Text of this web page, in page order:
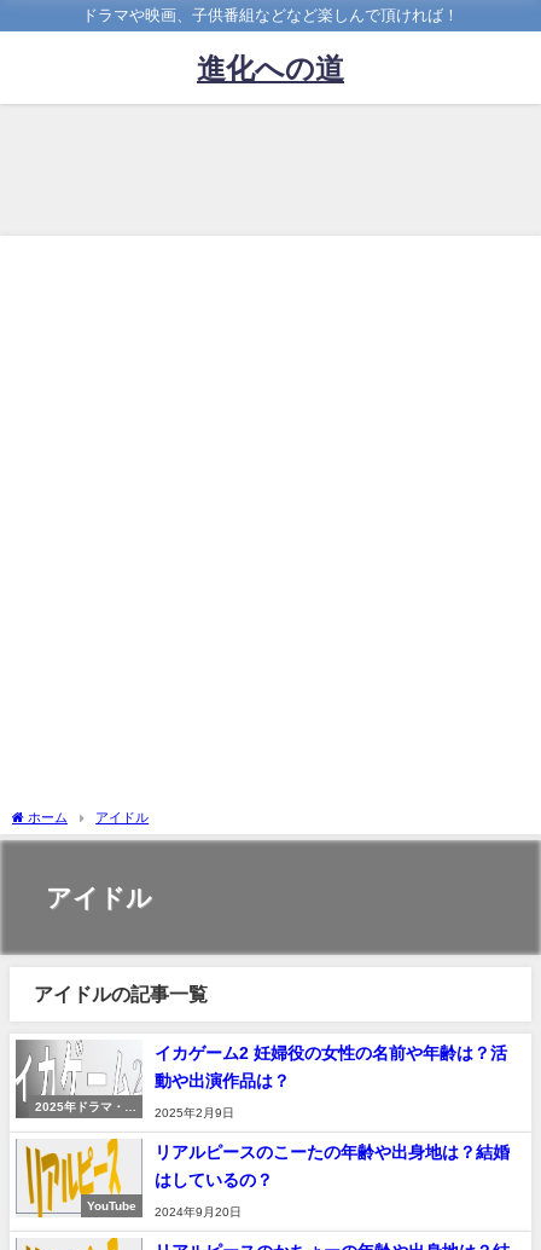
ドラマや映画、子供番組などなど楽しんで頂ければ！
進化への道
ホーム アイドル
アイドル
アイドルの記事一覧
2025年ドラマ・映
イカゲーム2 妊婦役の女性の名前や年齢は？活
動や出演作品は？
2025年2月9日
YouTube
リアルピースのこーたの年齢や出身地は？結婚
はしているの？
2024年9月20日